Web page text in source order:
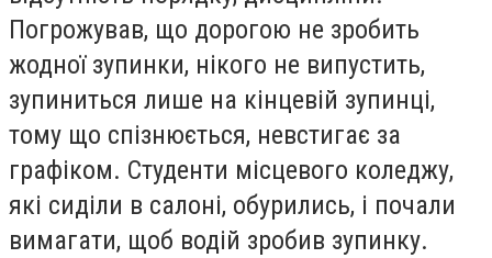
Погрожував, що дорогою не зробить
жодної зупинки, нікого не випустить,
зупиниться лише на кінцевій зупинці,
тому що спізнюється, невстигає за
графіком. Студенти місцевого коледжу,
які сиділи в салоні, обурились, і почали
вимагати, щоб водій зробив зупинку.